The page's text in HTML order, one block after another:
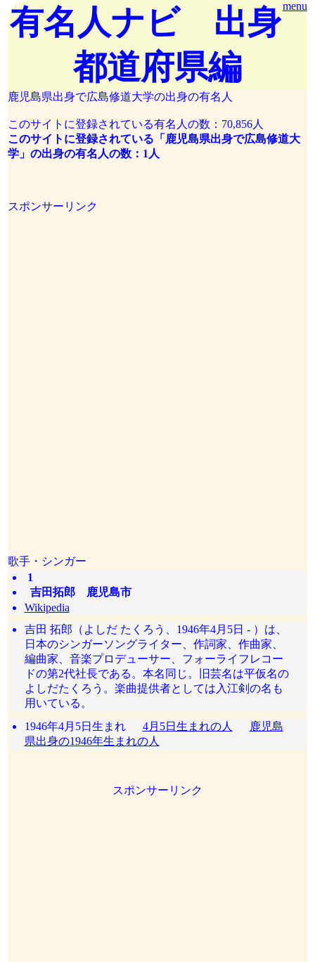
menu
有名人ナビ 出身
都道府県編
鹿児島県出身で広島修道大学の出身の有名人
このサイトに登録されている有名人の数：70,856人
このサイトに登録されている「鹿児島県出身で広島修道大
学」の出身の有名人の数：1人
スポンサーリンク
歌手・シンガー
1
吉田拓郎 鹿児島市
Wikipedia
吉田 拓郎（よしだ たくろう、1946年4月5日 - ）は、
日本のシンガーソングライター、作詞家、作曲家、
編曲家、音楽プロデューサー、フォーライフレコー
ドの第2代社長である。本名同じ。旧芸名は平仮名の
よしだたくろう。楽曲提供者としては入江剣の名も
用いている。
1946年4月5日生まれ 4月5日生まれの人
鹿児島
県出身の1946年生まれの人
スポンサーリンク